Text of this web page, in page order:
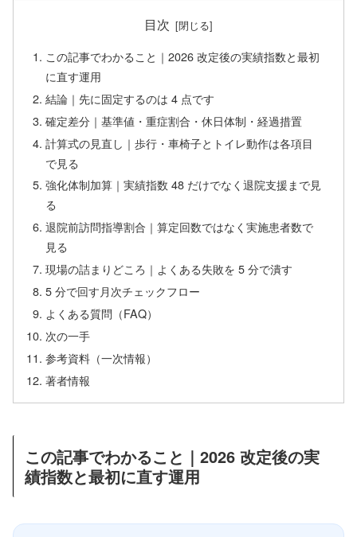
目次
この記事でわかること｜2026 改定後の実績指数と最初
に直す運用
結論｜先に固定するのは 4 点です
確定差分｜基準値・重症割合・休日体制・経過措置
計算式の見直し｜歩行・車椅子とトイレ動作は各項目
で見る
強化体制加算｜実績指数 48 だけでなく退院支援まで見
る
退院前訪問指導割合｜算定回数ではなく実施患者数で
見る
現場の詰まりどころ｜よくある失敗を 5 分で潰す
5 分で回す月次チェックフロー
よくある質問（FAQ）
次の一手
参考資料（一次情報）
著者情報
この記事でわかること｜2026 改定後の実
績指数と最初に直す運用